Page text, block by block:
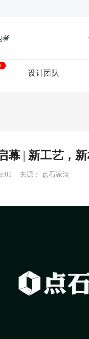
者
设计团队
幕 | 新工艺，
来源： 点石家装